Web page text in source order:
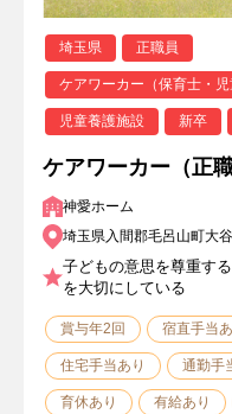
埼玉県 正職員
ケアワーカー（保育士・児
児童養護施設 新卒
ケアワーカー（正
神愛ホーム
埼玉県入間郡毛呂山町大
子どもの意思を尊重す
を大切にしている
賞与年2回 宿直手当
住宅手当あり 通勤手
育休あり 有給あり